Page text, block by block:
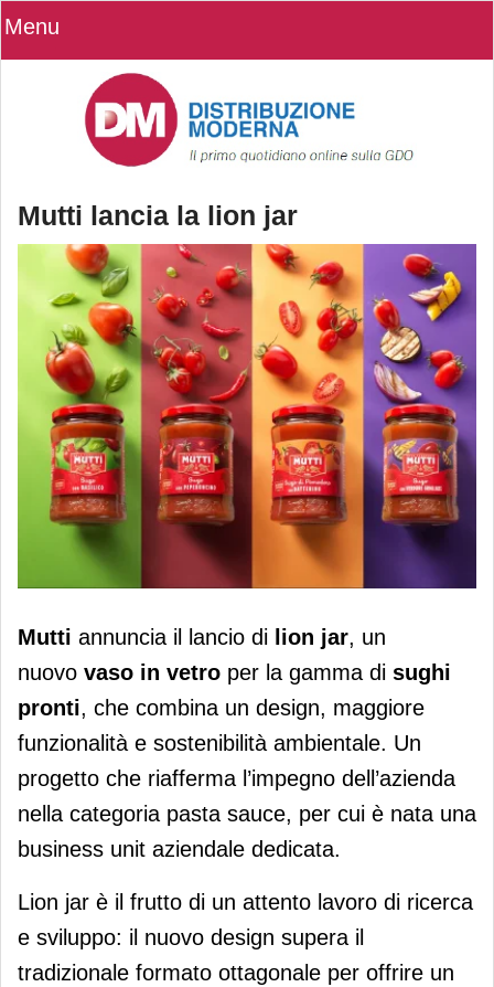
Menu
Mutti lancia la lion jar
Mutti lancia la lion jar
Mutti annuncia il lancio di lion jar, un
nuovo vaso in vetro per la gamma di sughi
pronti, che combina un design, maggiore
funzionalità e sostenibilità ambientale. Un
progetto che riafferma l’impegno dell’azienda
nella categoria pasta sauce, per cui è nata una
business unit aziendale dedicata.
Lion jar è il frutto di un attento lavoro di ricerca
e sviluppo: il nuovo design supera il
tradizionale formato ottagonale per offrire un